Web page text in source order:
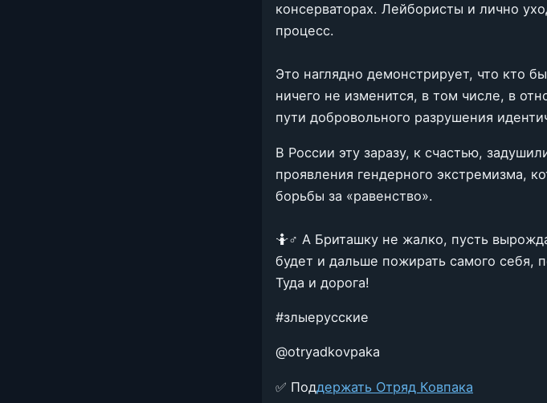
консерваторах. Лейбористы и лично
процесс.
Это наглядно демонстрирует, что кто
ничего не изменится, в том числе, в
пути добровольного разрушения
В России эту заразу, к счастью,
проявления гендерного экстремизма,
борьбы за «равенство».
🤷♂️ А Бриташку не жалко, пусть
будет и дальше пожирать самого себя,
Туда и дорога!
#злыерусские
@otryadkovpaka
✅ Поддержать Отряд Ковпака